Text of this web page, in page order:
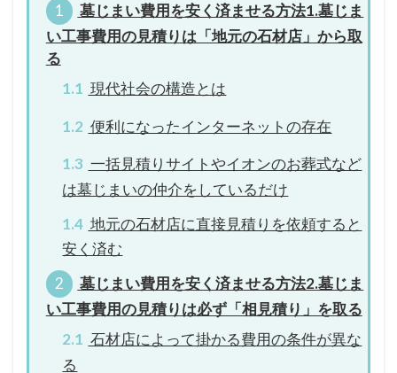
1
墓じまい費用を安く済ませる方法1.墓じま
い工事費用の見積りは「地元の石材店」から取
る
1.1 現代社会の構造とは
1.2 便利になったインターネットの存在
1.3 一括見積りサイトやイオンのお葬式など
は墓じまいの仲介をしているだけ
1.4 地元の石材店に直接見積りを依頼すると
安く済む
2
墓じまい費用を安く済ませる方法2.墓じま
い工事費用の見積りは必ず「相見積り」を取る
2.1 石材店によって掛かる費用の条件が異な
る